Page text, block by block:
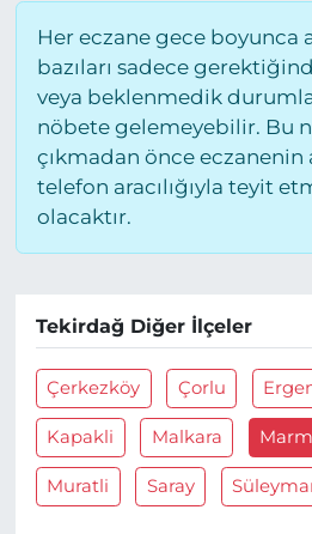
Her eczane gece boyunca
bazıları sadece
veya beklenmedik
nöbete gelemeyebilir. Bu
çıkmadan önce eczanenin
telefon aracılığıyla teyit
olacaktır.
Tekirdağ Diğer İlçeler
Çerkezköy Çorlu
Kapakli Malkara
Muratli Saray